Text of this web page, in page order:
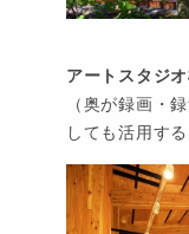
アートスタジ
（奥が録画・
しても活用す